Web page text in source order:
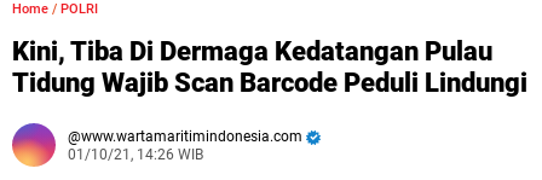
Home / POLRI
Kini, Tiba Di Dermaga Kedatangan Pulau
Tidung Wajib Scan Barcode Peduli Lindungi
www.wartamaritimindonesia.com
01/10/21, 14:26 WIB